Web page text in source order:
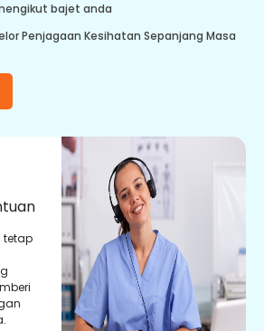
bajet anda
Penjagaan Kesihatan Sepanjang Masa
tetap